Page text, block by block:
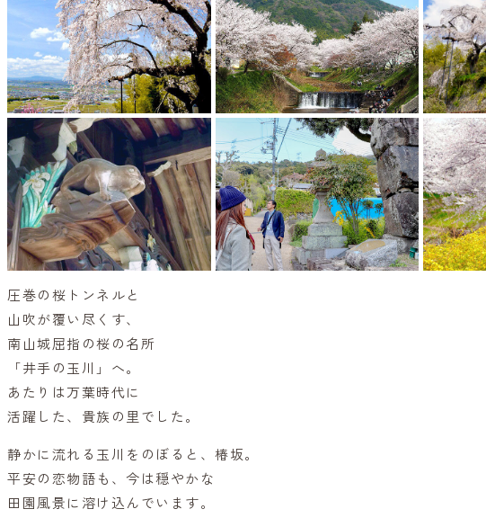
圧巻の桜トンネルと
山吹が覆い尽くす、
南山城屈指の桜の名所
「井手の玉川」へ。
あたりは万葉時代に
活躍した、貴族の里でした。
静かに流れる玉川をのぼると、椿坂。
平安の恋物語も、今は穏やかな
田園風景に溶け込んでいます。